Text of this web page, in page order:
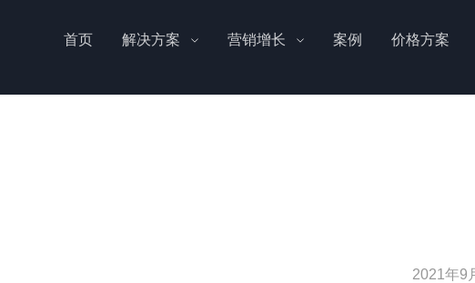
首页 解决方案 营销增长 案例 价格方案
2021年9